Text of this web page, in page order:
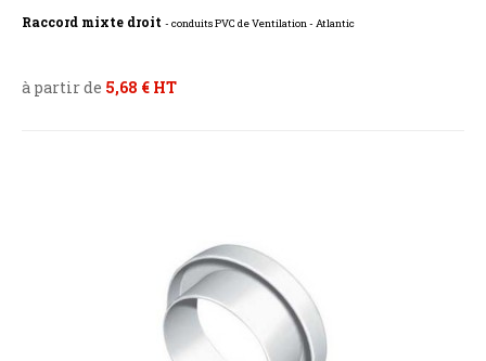
Raccord mixte droit - conduits PVC de Ventilation - Atlantic
à partir de 5,68 € HT